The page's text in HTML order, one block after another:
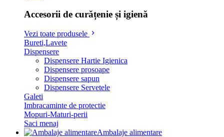
Accesorii de curățenie și igienă
Vezi toate produsele
Bureti,Lavete
Dispensere
Dispensere Hartie Igienica
Dispensere prosoape
Dispensere sapun
Dispensere Servetele
Galeti
Imbracaminte de protectie
Mopuri-Maturi-perii
Saci menaj
Ambalaje alimentare